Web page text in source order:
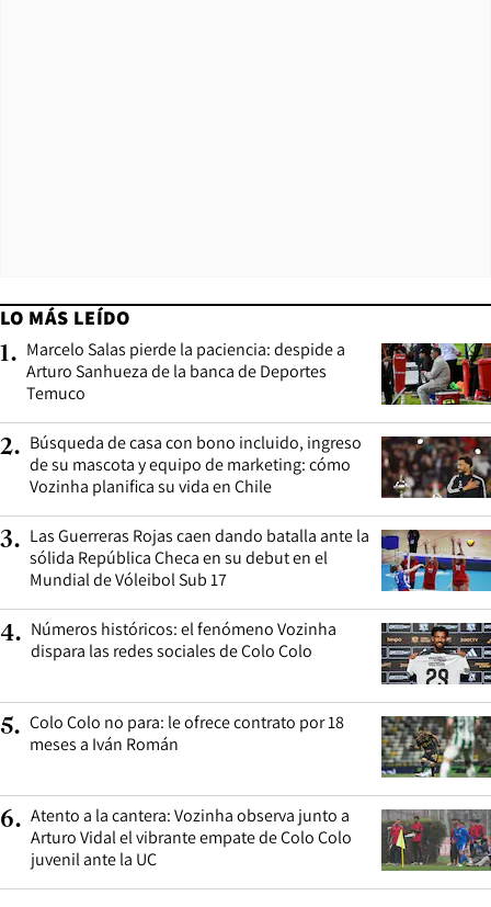
LO MÁS LEÍDO
1. Marcelo Salas pierde la paciencia: despide a
Arturo Sanhueza de la banca de Deportes
Temuco
2. Búsqueda de casa con bono incluido, ingreso
de su mascota y equipo de marketing: cómo
Vozinha planifica su vida en Chile
3. Las Guerreras Rojas caen dando batalla ante la
sólida República Checa en su debut en el
Mundial de Vóleibol Sub 17
4. Números históricos: el fenómeno Vozinha
dispara las redes sociales de Colo Colo
5. Colo Colo no para: le ofrece contrato por 18
meses a Iván Román
6. Atento a la cantera: Vozinha observa junto a
Arturo Vidal el vibrante empate de Colo Colo
juvenil ante la UC